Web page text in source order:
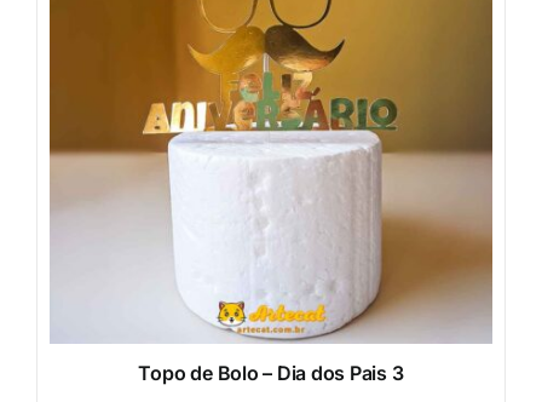
Topo de Bolo – Dia dos Pais 3